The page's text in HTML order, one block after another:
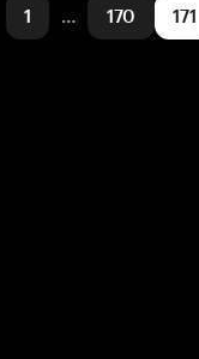
1 … 170 171